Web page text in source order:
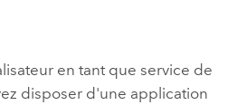
en tant que service de
disposer d'une application